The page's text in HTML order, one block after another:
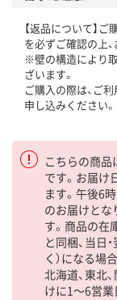
【返品について】ご
を必ずご確認の上
※壁の構造により
ざいます。
ご購入の際は、ご利
申し込みください。
こちらの商
です。お届け
ます。午後6
のお届けとな
す。商品の在
と同梱、当日
く）になる
北海道、東北
けに1～6営業